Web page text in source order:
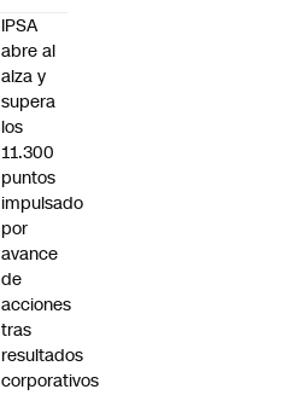
IPSA
abre al
alza y
supera
los
11.300
puntos
impulsado
por
avance
de
acciones
tras
resultados
corporativos